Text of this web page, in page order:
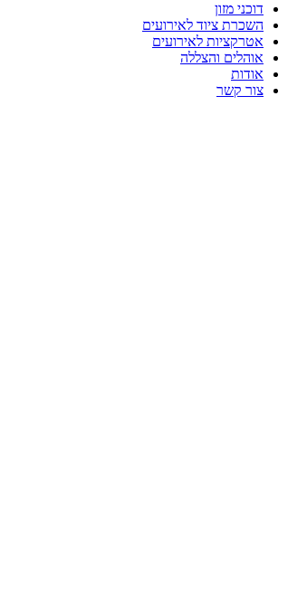
דוכני מזון
השכרת ציוד לאירועים
אטרקציות לאירועים
אוהלים והצללה
אודות
צור קשר